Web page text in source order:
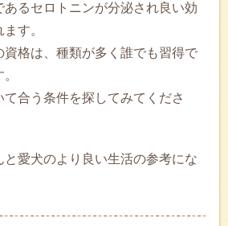
あるセロトニンが分泌され良い効
す。
資格は、種類が多く誰でも習得で
合う条件を探してみてくださ
愛犬のより良い生活の参考にな